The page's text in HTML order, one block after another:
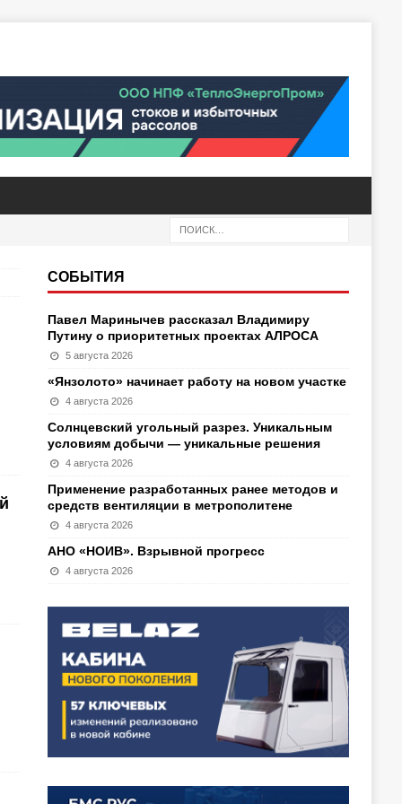
СОБЫТИЯ
Павел Маринычев рассказал Владимиру
Путину о приоритетных проектах АЛРОСА
5 августа 2026
«Янзолото» начинает работу на новом участке
4 августа 2026
Солнцевский угольный разрез. Уникальным
условиям добычи — уникальные решения
4 августа 2026
Применение разработанных ранее методов и
средств вентиляции в метрополитене
4 августа 2026
АНО «НОИВ». Взрывной прогресс
4 августа 2026